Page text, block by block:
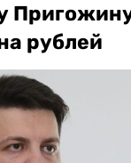
рублей